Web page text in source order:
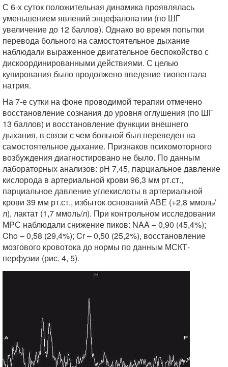
С 6-х суток положительная динамика проявлялась
уменьшением явлений энцефалопатии (по ШГ
увеличение до 12 баллов). Однако во время попытки
перевода больного на самостоятельное дыхание
наблюдали выраженное двигательное беспокойство с
дискоординированными действиями. С целью
купирования было продолжено введение тиопентала
натрия.
На 7-е сутки на фоне проводимой терапии отмечено
восстановление сознания до уровня оглушения (по ШГ
13 баллов) и восстановление функции внешнего
дыхания, в связи с чем больной был переведен на
самостоятельное дыхание. Признаков психомоторного
возбуждения диагностировано не было. По данным
лабораторных анализов: рН 7,45, парциальное давление
кислорода в артериальной крови 96,3 мм рт.ст.,
парциальное давление углекислоты в артериальной
крови 39 мм рт.ст., избыток оснований АВЕ (+2,8 ммоль/
л), лактат (1,7 ммоль/л). При контрольном исследовании
МРС наблюдали снижение пиков: NAA – 0,90 (45,4%);
Cho – 0,58 (29,4%); Cr – 0,50 (25,2%), восстановление
мозгового кровотока до нормы по данным МСКТ-
перфузии (рис. 4, 5).